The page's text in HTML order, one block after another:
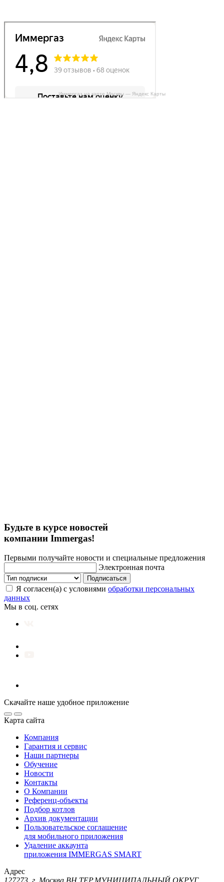
Иммергаз на карте Москвы — Яндекс Карты
Будьте в курсе новостей
компании Immergas!
Первыми получайте новости и специальные предложения
Электронная почта
Подписаться
Я согласен(а) с условиями обработки персональных
данных
Мы в соц. сетях
Скачайте наше удобное приложение
Карта сайта
Компания
Гарантия и сервис
Наши партнеры
Обучение
Новости
Контакты
О Компании
Референц-объекты
Подбор котлов
Архив документации
Пользовательское соглашение
для мобильного приложения
Удаление аккаунта
приложения IMMERGAS SMART
Адрес
127273, г. Москва ВН.ТЕР.МУНИЦИПАЛЬНЫЙ ОКРУГ